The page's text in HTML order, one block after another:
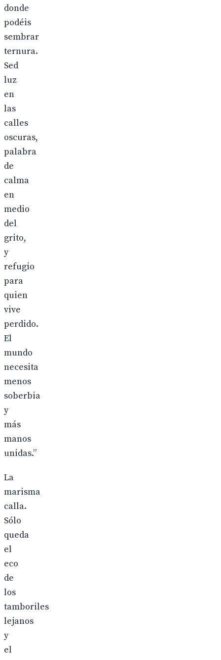
donde
podéis
sembrar
ternura.
Sed
luz
en
las
calles
oscuras,
palabra
de
calma
en
medio
del
grito,
y
refugio
para
quien
vive
perdido.
El
mundo
necesita
menos
soberbia
y
más
manos
unidas.”
La
marisma
calla.
Sólo
queda
el
eco
de
los
tamboriles
lejanos
y
el